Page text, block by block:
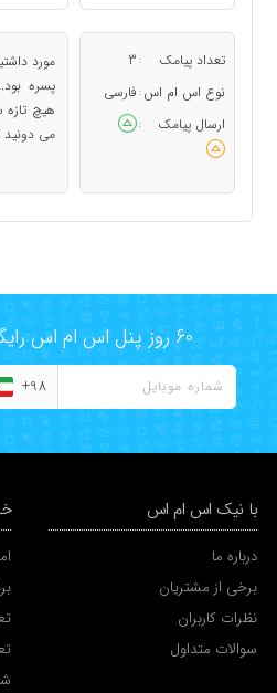
تعداد پیامک :
3
نوع اس ام اس : فارسی
ارسال پیامک
:
مورد
پسره
هیچ تازه
می
60 روز پنل اس ام اس رایگان، امتحان کنید!
+98
با نیک اس ام اس
درباره ما
برخی از مشتریان
نظرات کاربران
سوالات متداول